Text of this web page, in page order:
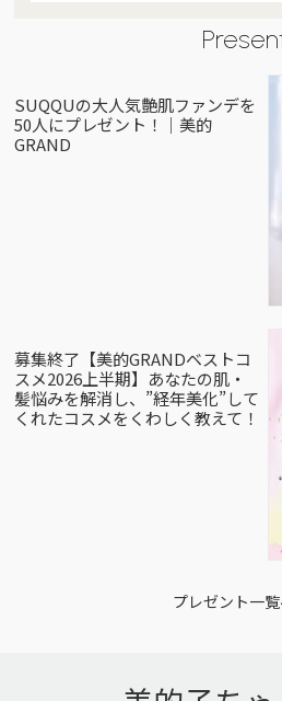
SUQQUの大人気艶肌ファンデを
50人にプレゼント！｜美的
GRAND
募集終了【美的GRANDベストコ
スメ2026上半期】あなたの肌・
髪悩みを解消し、”経年美化”して
くれたコスメをくわしく教えて！
プレゼント一